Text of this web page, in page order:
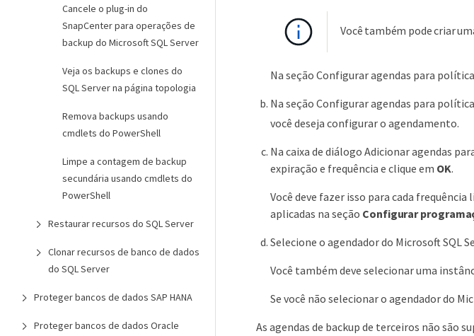
Cancele o plug-in do
SnapCenter para operações de
backup do Microsoft SQL Server
Veja os backups e clones do
SQL Server na página topologia
Remova backups usando
cmdlets do PowerShell
Limpe a contagem de backup
secundária usando cmdlets do
PowerShell
Restaurar recursos do SQL Server
Clonar recursos de banco de dados
do SQL Server
Proteger bancos de dados SAP HANA
Proteger bancos de dados Oracle
Você também pode criar
Na seção Configurar agendas para
Na seção Configurar agendas para
você deseja configurar o agendamento.
Na caixa de diálogo Adicionar agendas
expiração e frequência e clique em OK.
Você deve fazer isso para cada
aplicadas na seção Configurar
Selecione o agendador do Microsoft SQL
Você também deve selecionar uma
Se você não selecionar o agendador do
As agendas de backup de terceiros não são